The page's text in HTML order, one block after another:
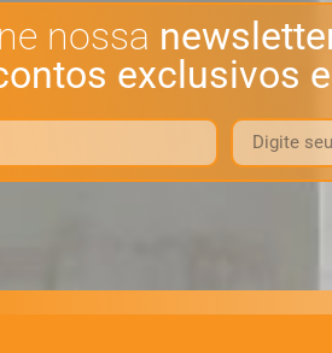
nossa
exclusivos